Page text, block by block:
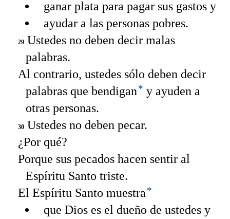
ganar plata para pagar sus gastos y
ayudar a las personas pobres.
29 Ustedes no deben decir malas
palabras.
Al contrario, ustedes sólo deben decir
palabras que bendigan* y ayuden a
otras personas.
30 Ustedes no deben pecar.
¿Por qué?
Porque sus pecados hacen sentir al
Espíritu Santo triste.
El Espíritu Santo muestra *
que Dios es el dueño de ustedes y